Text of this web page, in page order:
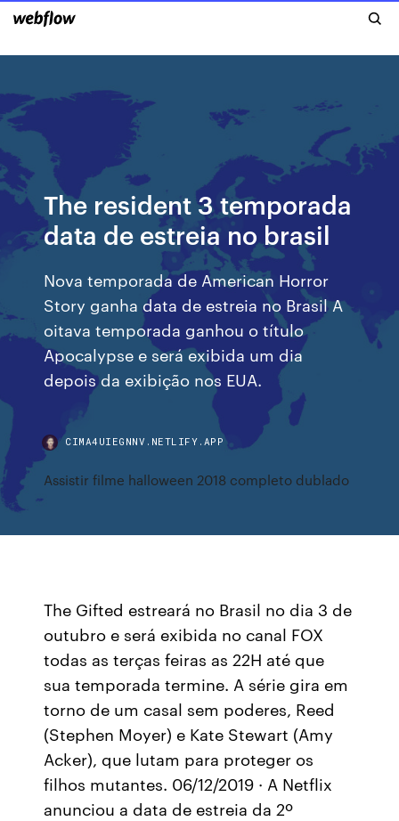
The resident 3 temporada
data de estreia no brasil
Nova temporada de American Horror
Story ganha data de estreia no Brasil A
oitava temporada ganhou o título
Apocalypse e será exibida um dia
depois da exibição nos EUA.
CIMA4UIEGNNV.NETLIFY.APP
Assistir filme halloween 2018 completo dublado
The Gifted estreará no Brasil no dia 3 de
outubro e será exibida no canal FOX
todas as terças feiras as 22H até que
sua temporada termine. A série gira em
torno de um casal sem poderes, Reed
(Stephen Moyer) e Kate Stewart (Amy
Acker), que lutam para proteger os
filhos mutantes. 06/12/2019 · A Netflix
anunciou a data de estreia da 2º